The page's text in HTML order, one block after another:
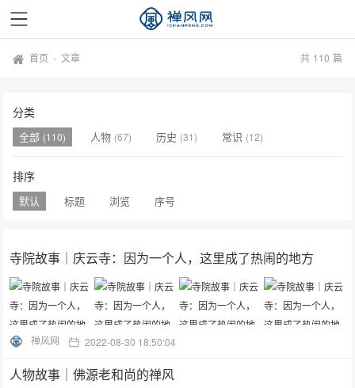
首页 -文章 共 110 篇
分类
全部 (110) 人物 (67) 历史 (31) 常识 (12)
排序
默认 标题 浏览 序号
寺院故事｜庆云寺：因为一个人，这里成了热闹的地方
禅风网 2022-08-30 18:50:04
人物故事｜佛源老和尚的禅风